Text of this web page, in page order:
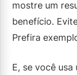
mostre um
benefício.
Prefira
E, se você